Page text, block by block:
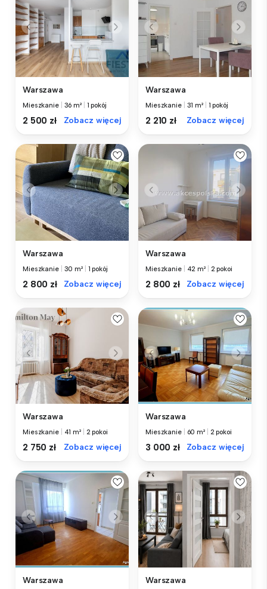
Warszawa
Mieszkanie 36 m² 1 pokój
2 500 zł Zobacz więcej
Warszawa
Mieszkanie 31 m² 1 pokój
2 210 zł Zobacz więcej
Warszawa
Mieszkanie 30 m² 1 pokój
2 800 zł Zobacz więcej
Warszawa
Mieszkanie 42 m² 2 pokoi
2 800 zł Zobacz więcej
Warszawa
Mieszkanie 41 m² 2 pokoi
2 750 zł Zobacz więcej
Warszawa
Mieszkanie 60 m² 2 pokoi
3 000 zł Zobacz więcej
Warszawa Warszawa